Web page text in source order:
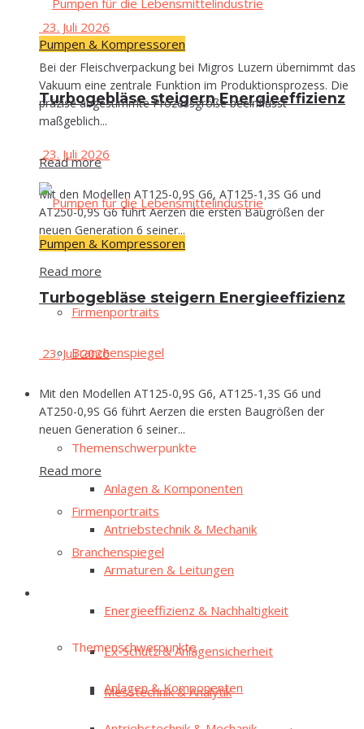
Pumpen & Kompressoren
Tur­bo­ge­blä­se stei­gern Energieeffizienz
23. Juli 2026
Mit den Modellen AT125-0,9S G6, AT125-1,3S G6 und
AT250-0,9S G6 führt Aerzen die ersten Baugrößen der
neuen Generation 6 seiner...
Read more
Fir­men­por­traits
Bran­chen­spie­gel
E‑Mag
The­men­schwer­punk­te
Anla­gen & Komponenten
Antriebs­tech­nik & Mechanik
Arma­tu­ren & Leitungen
Ener­gie­ef­fi­zi­enz & Nachhaltigkeit
Ex-Schutz & Anlagensicherheit
Mess­tech­nik & Analytik
23. Juli 2026
Bei der Fleischverpackung bei Migros Luzern übernimmt das
Vakuum eine zentrale Funktion im Produktionsprozess. Die
präzise abgestimmte Prozessgröße beeinflusst
maßgeblich...
Read more
Pumpen & Kompressoren
Tur­bo­ge­blä­se stei­gern Energieeffizienz
23. Juli 2026
Mit den Modellen AT125-0,9S G6, AT125-1,3S G6 und
AT250-0,9S G6 führt Aerzen die ersten Baugrößen der
neuen Generation 6 seiner...
Read more
Fir­men­por­traits
Bran­chen­spie­gel
The­men­schwer­punk­te
Anla­gen & Komponenten